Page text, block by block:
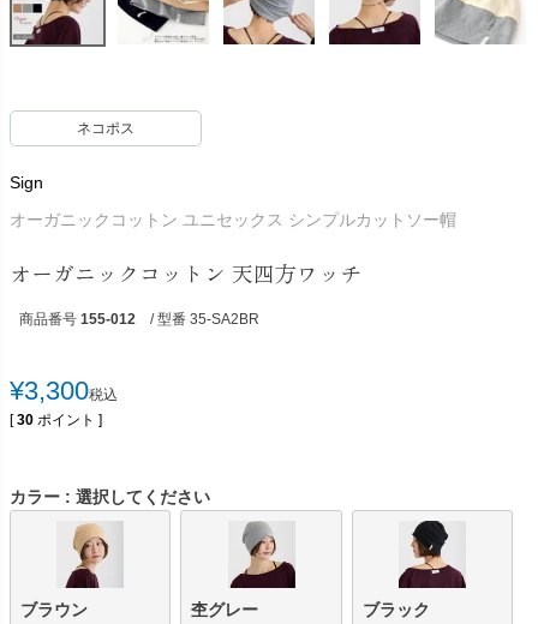
ネコポス
Sign
オーガニックコットン ユニセックス シンプルカットソー帽
オーガニックコットン 天四方ワッチ
商品番号 155-012 / 型番 35-SA2BR
¥3,300税込
[ 30 ポイント ]
カラー 選択してください
ブラウン 杢グレー ブラック